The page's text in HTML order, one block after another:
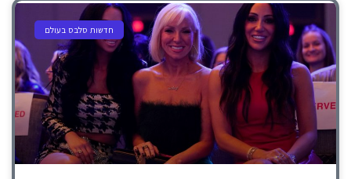
חדשות סלבס בעולם